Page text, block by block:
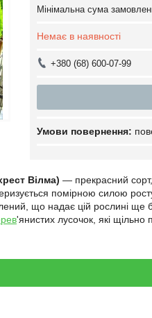
Мінімальна сума
Немає в наявності
+380 (68) 600-07-99
Вілма) — прекрасний
помірною силою
що надає цій рослині ще
'янистих лусочок, які щільно